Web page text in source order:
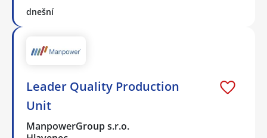
dnešní
Leader Quality Production
Unit
ManpowerGroup s.r.o.